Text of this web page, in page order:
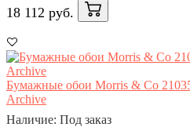
18 112 руб.
Бумажные обои Morris & Co
Archive
Наличие: Под заказ